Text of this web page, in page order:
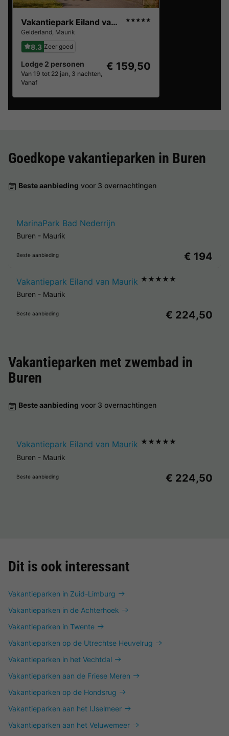
Vakantiepark Eiland van Maurik ★★★★★
Gelderland, Maurik
8.3 Zeer goed
Lodge 2 personen
Van 19 tot 22 jan, 3 nachten,
Vanaf
€ 159,50
Goedkope vakantieparken in Buren
Beste aanbieding voor 3 overnachtingen
MarinaPark Bad Nederrijn
Buren - Maurik
Beste aanbieding € 194
Vakantiepark Eiland van Maurik ★★★★★
Buren - Maurik
Beste aanbieding € 224,50
Vakantieparken met zwembad in
Buren
Beste aanbieding voor 3 overnachtingen
Vakantiepark Eiland van Maurik ★★★★★
Buren - Maurik
Beste aanbieding € 224,50
Dit is ook interessant
Vakantieparken in Zuid-Limburg
Vakantieparken in de Achterhoek
Vakantieparken in Twente
Vakantieparken op de Utrechtse Heuvelrug
Vakantieparken in het Vechtdal
Vakantieparken aan de Friese Meren
Vakantieparken op de Hondsrug
Vakantieparken aan het IJselmeer
Vakantieparken aan het Veluwemeer